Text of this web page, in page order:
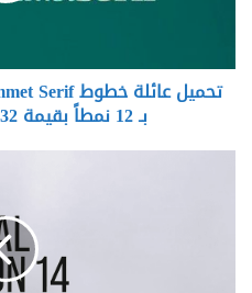
احترافية
بقيمة
بـ 12 نمطاً بقيمة 132$ مجاناً لمصممينا